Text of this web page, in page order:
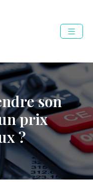
son
prix
?